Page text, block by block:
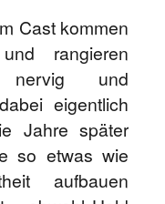
Cast kommen
rangieren
nervig und
eigentlich
Jahre später
so etwas wie
aufbauen